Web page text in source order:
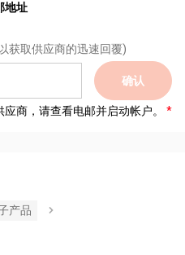
地址
获取供应商的迅速回覆)
确认
商，请查看电邮并启动帐户。
产品